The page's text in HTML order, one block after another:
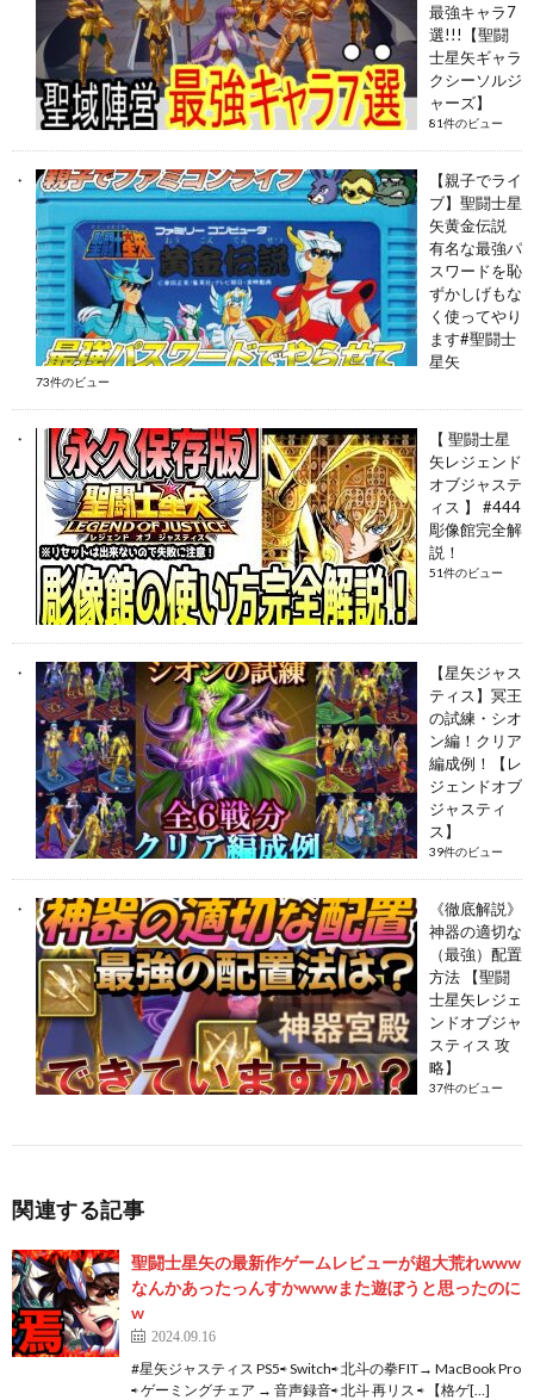
最強キャラ7
選!!!【聖闘
士星矢ギャラ
クシーソルジ
ャーズ】
81件のビュー
【親子でライ
ブ】聖闘士星
矢黄金伝説
有名な最強パ
スワードを恥
ずかしげもな
く使ってやり
ます#聖闘士
星矢
73件のビュー
【 聖闘士星
矢レジェンド
オブジャステ
ィス 】 #444
彫像館完全解
説！
51件のビュー
【星矢ジャス
ティス】冥王
の試練・シオ
ン編！クリア
編成例！【レ
ジェンドオブ
ジャスティ
ス】
39件のビュー
《徹底解説》
神器の適切な
（最強）配置
方法 【聖闘
士星矢レジェ
ンドオブジャ
スティス 攻
略】
37件のビュー
関連する記事
聖闘士星矢の最新作ゲームレビューが超大荒れwww
なんかあったっんすかwwwまた遊ぼうと思ったのに
w
2024.09.16
#星矢ジャスティス PS5⇨ Switch⇨ 北斗の拳FIT→ MacBook Pro
⇨ ゲーミングチェア → 音声録音⇨ 北斗 再リス ⇨ 【格ゲ[…]